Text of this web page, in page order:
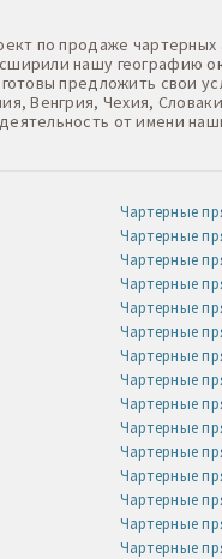
по продаже
нашу географию
предложить свои
Венгрия, Чехия,
от имени
Чартерные
Чартерные
Чартерные
Чартерные
Чартерные
Чартерные
Чартерные
Чартерные
Чартерные
Чартерные
Чартерные
Чартерные
Чартерные
Чартерные
Чартерные